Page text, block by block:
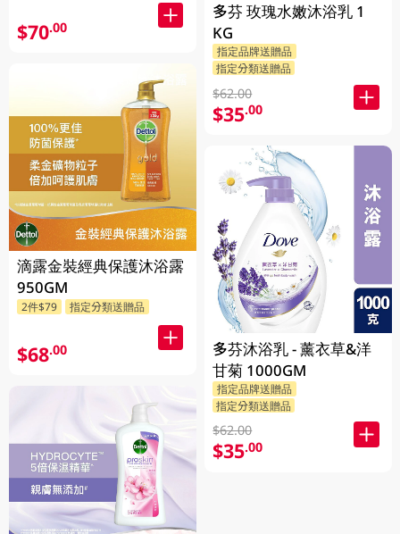
$70.00
滴露金裝經典保護沐浴露
950GM
2件$79 指定分類送贈品
$68.00
多芬 玫瑰水嫩沐浴乳 1
KG
指定品牌送贈品
指定分類送贈品
$62.00
$35.00
多芬沐浴乳 - 薰衣草&洋
甘菊 1000GM
指定品牌送贈品
指定分類送贈品
$62.00
$35.00